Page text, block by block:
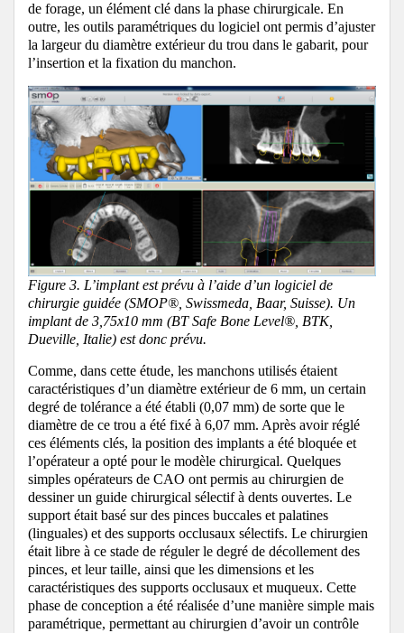
de forage, un élément clé dans la phase chirurgicale. En
outre, les outils paramétriques du logiciel ont permis d’ajuster
la largeur du diamètre extérieur du trou dans le gabarit, pour
l’insertion et la fixation du manchon.
Figure 3. L’implant est prévu à l’aide d’un logiciel de
chirurgie guidée (SMOP®, Swissmeda, Baar, Suisse). Un
implant de 3,75x10 mm (BT Safe Bone Level®, BTK,
Dueville, Italie) est donc prévu.
Comme, dans cette étude, les manchons utilisés étaient
caractéristiques d’un diamètre extérieur de 6 mm, un certain
degré de tolérance a été établi (0,07 mm) de sorte que le
diamètre de ce trou a été fixé à 6,07 mm. Après avoir réglé
ces éléments clés, la position des implants a été bloquée et
l’opérateur a opté pour le modèle chirurgical. Quelques
simples opérateurs de CAO ont permis au chirurgien de
dessiner un guide chirurgical sélectif à dents ouvertes. Le
support était basé sur des pinces buccales et palatines
(linguales) et des supports occlusaux sélectifs. Le chirurgien
était libre à ce stade de réguler le degré de décollement des
pinces, et leur taille, ainsi que les dimensions et les
caractéristiques des supports occlusaux et muqueux. Cette
phase de conception a été réalisée d’une manière simple mais
paramétrique, permettant au chirurgien d’avoir un contrôle